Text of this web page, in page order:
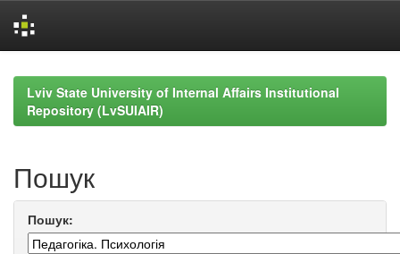
navigationLviv State University of Internal Affairs Institutional
Repository (LvSUIAIR)
Пошук
Пошук: